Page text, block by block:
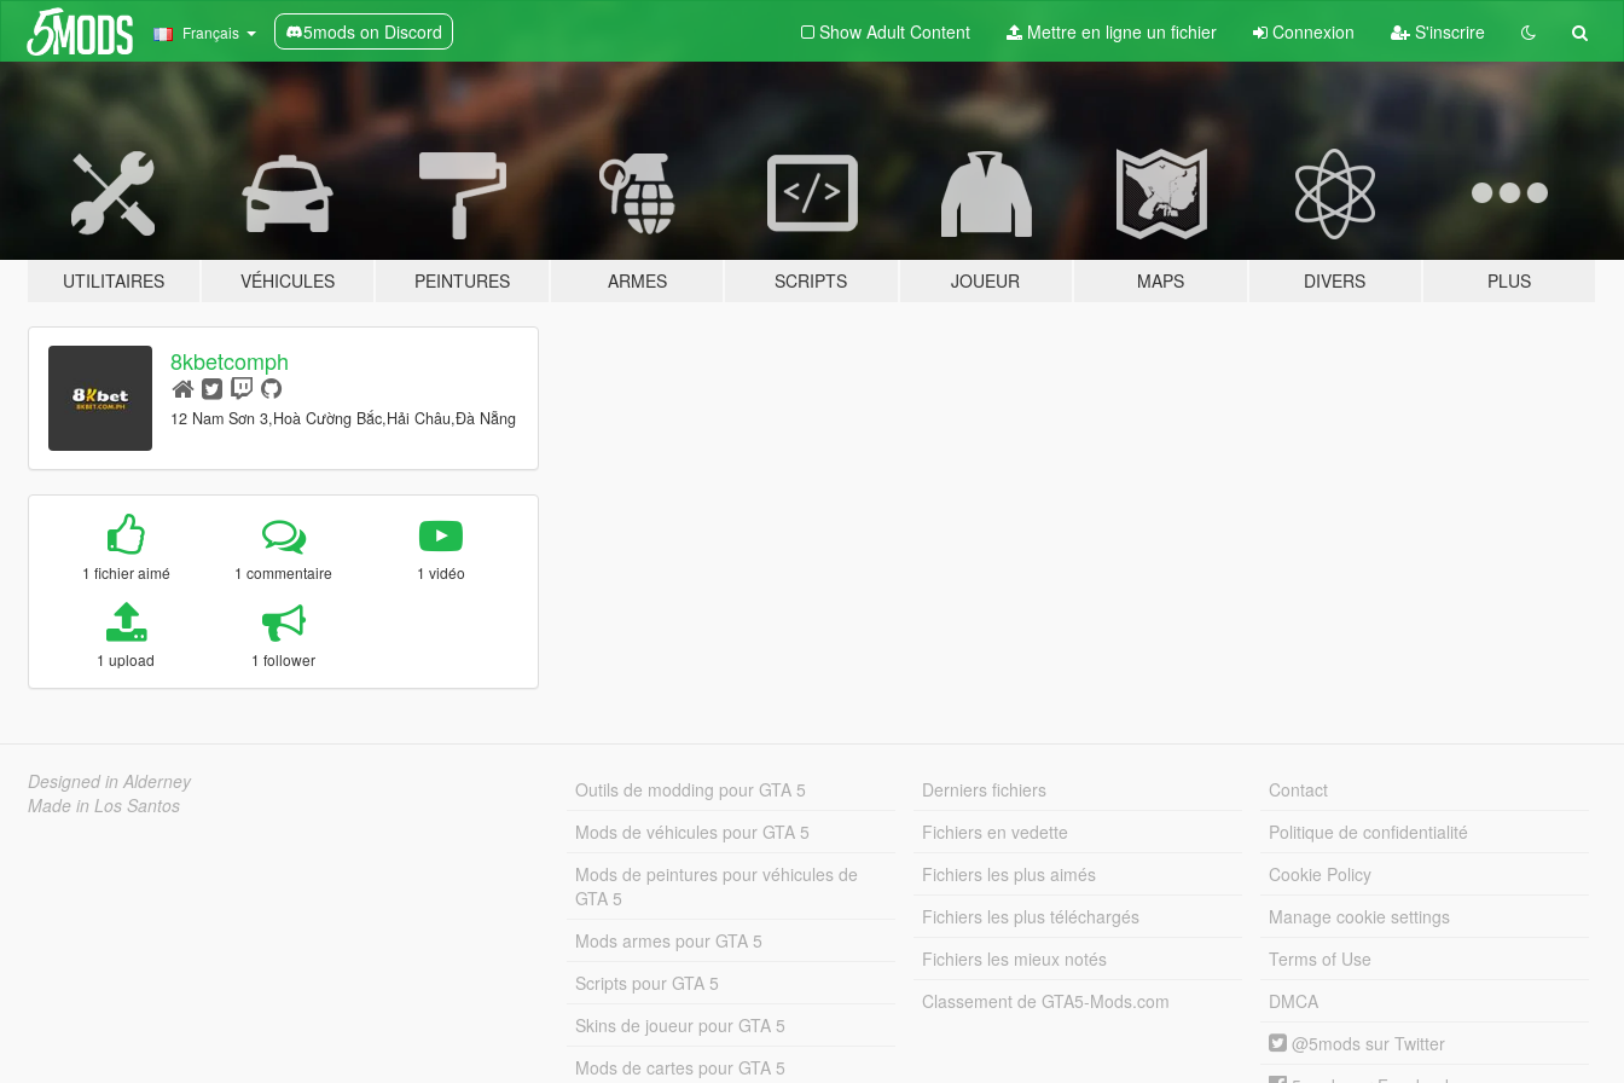
Français 5mods on Discord Show Adult Content Mettre en ligne un fichier Connexion S'inscrire
UTILITAIRES VÉHICULES PEINTURES ARMES SCRIPTS JOUEUR MAPS DIVERS PLUS
8kbetcomph
12 Nam Sơn 3,Hoà Cường Bắc,Hải Châu,Đà Nẵng
1 fichier aimé 1 commentaire 1 vidéo
1 upload 1 follower
Designed in Alderney
Made in Los Santos
Outils de modding pour GTA 5
Mods de véhicules pour GTA 5
Mods de peintures pour véhicules de
GTA 5
Mods armes pour GTA 5
Scripts pour GTA 5
Skins de joueur pour GTA 5
Mods de cartes pour GTA 5
Derniers fichiers
Fichiers en vedette
Fichiers les plus aimés
Fichiers les plus téléchargés
Fichiers les mieux notés
Classement de GTA5-Mods.com
Contact
Politique de confidentialité
Cookie Policy
Manage cookie settings
Terms of Use
DMCA
@5mods sur Twitter